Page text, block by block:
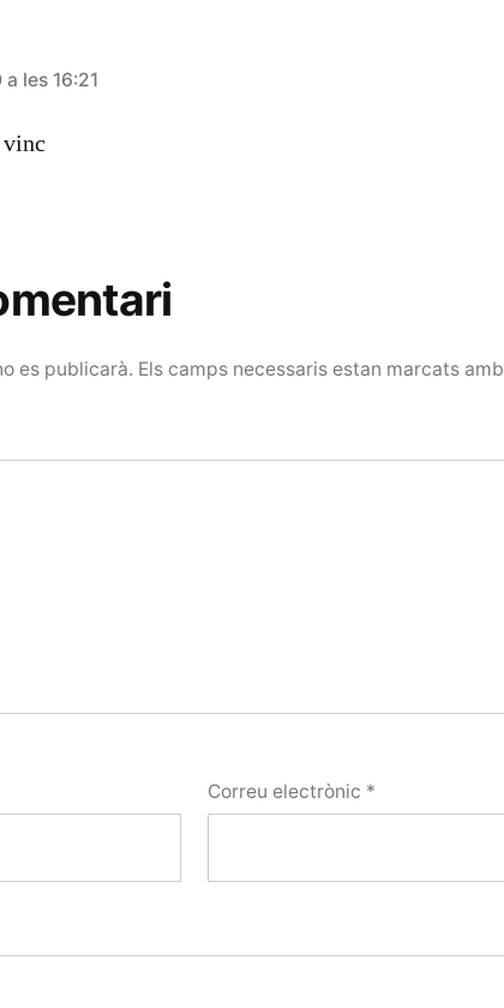
les 16:21
es publicarà. Els camps necessaris estan marcats amb
Correu electrònic *